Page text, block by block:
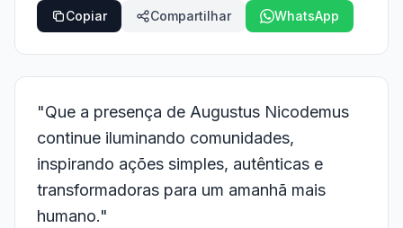
Copiar Compartilhar WhatsApp
"Que a presença de Augustus Nicodemus
continue iluminando comunidades,
inspirando ações simples, autênticas e
transformadoras para um amanhã mais
humano."